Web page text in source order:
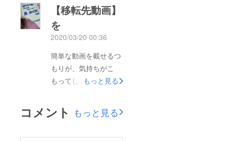
を重ねて、決めていき
ますので、今後とも活
動内容をご覧いただけ
ると嬉しいです！さ、
今日は「ひろこ先生」
と初テナントへ。ひろ
こ先生の長男次男もお
くれました。巾木の色
を変えたくて、マスキ
直感的思考の方がい
て、トレーニングの説
明方法も変わります。
0か100ではないんで
すが、理論では限界が
あるので、その時は視
の方法が、生徒さんに
瞬間が、たまらない。
【移転先動画】
を
2020/03/20 00:36
簡単な動画を載せるつ
もりが、気持ちがこ
もってしもた。改め
容を確認、シェアいた
だけると嬉しいです
もっと見る
コメント もっと見る